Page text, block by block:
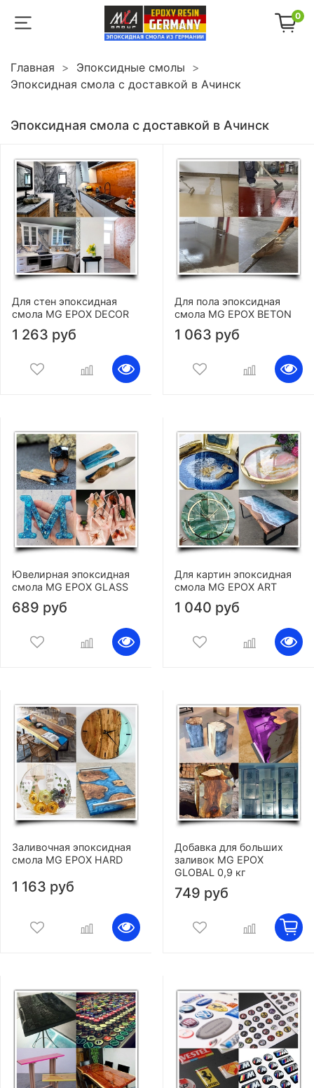
0
Главная
Эпоксидные смолы
Эпоксидная смола с доставкой в Ачинск
Эпоксидная смола с доставкой в Ачинск
Для стен эпоксидная
смола MG EPOX DECOR
1 263 руб
Для пола эпоксидная
смола MG EPOX BETON
1 063 руб
Ювелирная эпоксидная
смола MG EPOX GLASS
689 руб
Для картин эпоксидная
смола MG EPOX ART
1 040 руб
Заливочная эпоксидная
смола MG EPOX HARD
1 163 руб
Добавка для больших
заливок MG EPOX
GLOBAL 0,9 кг
749 руб